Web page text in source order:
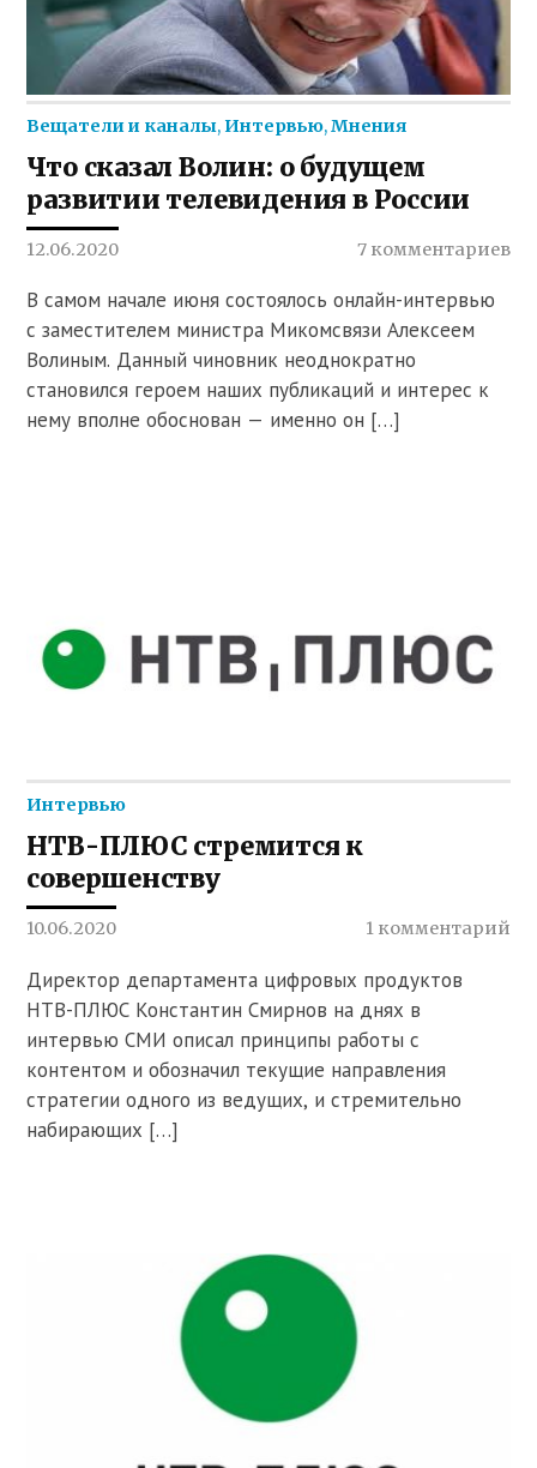
Вещатели и каналы, Интервью,Мнения
Что сказал Волин: о будущем
развитии телевидения в России
12.06.2020 7 комментариев
В самом начале июня состоялось онлайн-интервью
с заместителем министра Микомсвязи Алексеем
Волиным. Данный чиновник неоднократно
становился героем наших публикаций и интерес к
нему вполне обоснован — именно он […]
Интервью
НТВ-ПЛЮС стремится к
совершенству
10.06.2020 1 комментарий
Директор департамента цифровых продуктов
НТВ-ПЛЮС Константин Смирнов на днях в
интервью СМИ описал принципы работы с
контентом и обозначил текущие направления
стратегии одного из ведущих, и стремительно
набирающих […]